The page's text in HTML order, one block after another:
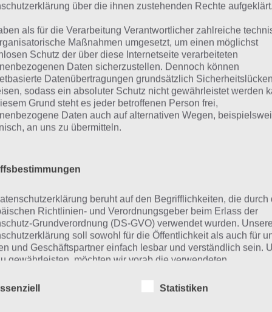
Schaue inunsere Komplettlösung
App! Dort kannst du mit der Suche
schnell die Antworten und
über 300 Level finden!
findest Lösungen auch ohne unsere Hilfe, indem du in
diese jedoch begrenzt sind, hast du hier stets die
obige Lösung stimmt leider
die Lösung, die wir dir oben vorgestellt haben, nicht
ein Wort in der Lösung von 94 Prozent fehlt, so teile
in den Kommentaren mit. Nur so können wir stets
die zahlreichen Fragen und Sachverhalte in der App
über die ihnen zustehenden Rechte aufgeklärt.
als für die Verarbeitung Verantwortlicher zahlreiche
Maßnahmen umgesetzt, um einen möglichst
Schutz der über diese Internetseite verarbeiteten
Daten sicherzustellen. Dennoch können
Datenübertragungen grundsätzlich
sodass ein absoluter Schutz nicht gewährleistet werden
Grund steht es jeder betroffenen Person frei,
Daten auch auf alternativen Wegen,
an uns zu übermitteln.
beruht auf den Begrifflichkeiten, die durch
Richtlinien- und Verordnungsgeber beim Erlass der
Grundverordnung (DS-GVO) verwendet wurden. Unsere
soll sowohl für die Öffentlichkeit als auch für
und Geschäftspartner einfach lesbar und verständlich sein.
gewährleisten, möchten wir vorab die verwendeten
Statistiken